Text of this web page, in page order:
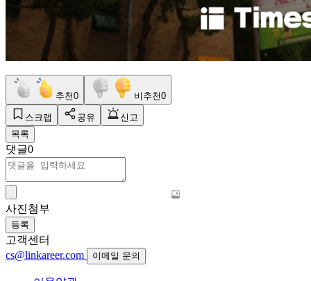
추천0 비추천0
스크랩 공유
신고
목록
댓글0
사진첨부
등록
고객센터
cs@linkareer.com
이메일 문의